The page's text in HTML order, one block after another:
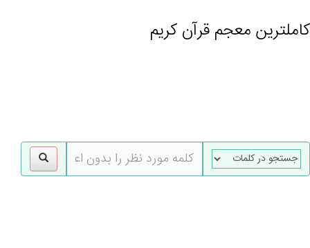
کاملترین معجم قرآن کریم